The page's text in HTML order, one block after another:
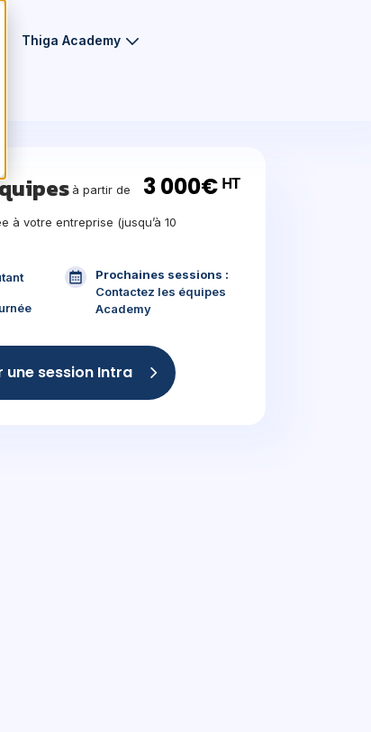
Thiga Academy
à partir de 3 000€ ᴴᵀ
à votre entreprise (jusqu’à 10
Prochaines sessions :
Contactez les équipes
Academy
une session Intra